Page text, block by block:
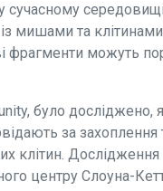
мишами та
фрагменти можуть
було
за
клітин.
центру Слоуна-